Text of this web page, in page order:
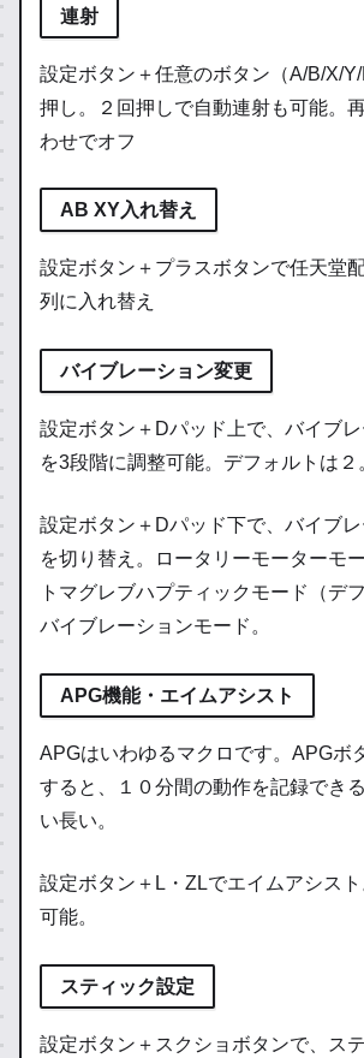
連射
設定ボタン＋任意のボタン（A/B/X/
押し。２回押しで自動連射も可能。
わせでオフ
AB XY入れ替え
設定ボタン＋プラスボタンで任天堂
列に入れ替え
バイブレーション変更
設定ボタン＋Dパッド上で、バイブ
を3段階に調整可能。デフォルトは２
設定ボタン＋Dパッド下で、バイブ
を切り替え。ロータリーモーターモ
トマグレブハプティックモード（デ
バイブレーションモード。
APG機能・エイムアシスト
APGはいわゆるマクロです。APGボ
すると、１０分間の動作を記録でき
い長い。
設定ボタン＋L・ZLでエイムアシス
可能。
スティック設定
設定ボタン＋スクショボタンで、ス